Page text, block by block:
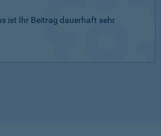
ist Ihr Beitrag dauerhaft sehr